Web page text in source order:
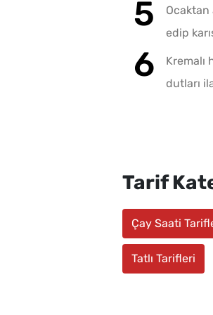
Ocaktan
edip
Kremalı
dutları
Tarif
Çay Saati
Tatlı Tarifleri